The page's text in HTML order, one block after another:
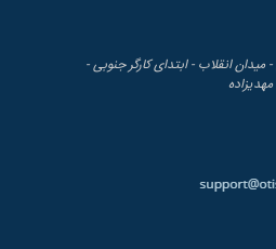
- میدان انقلاب - ابتدای کارگر جنوبی -